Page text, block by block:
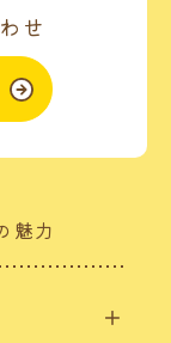
せ
魅力